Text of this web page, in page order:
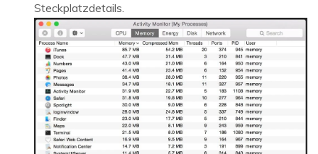
Steckplatzdetails.